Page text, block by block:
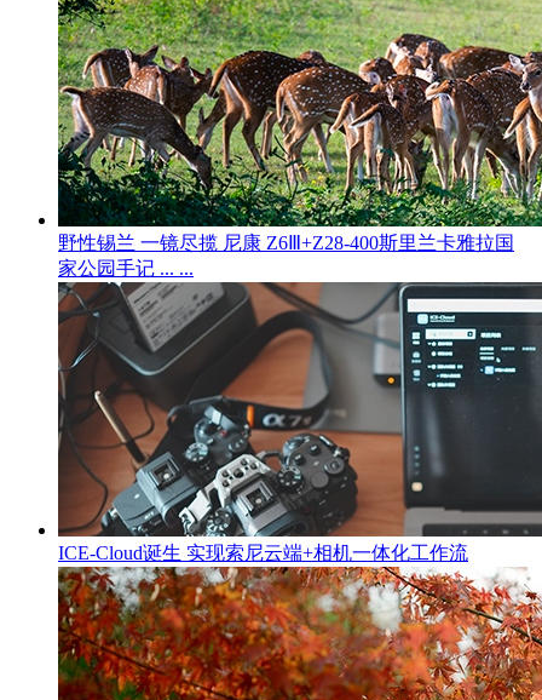
野性锡兰 一镜尽揽 尼康 Z6Ⅲ+Z28-400斯里兰卡雅拉国
家公园手记 ... ...
ICE-Cloud诞生 实现索尼云端+相机一体化工作流